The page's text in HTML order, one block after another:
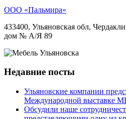
ООО «Пальмира»
433400, Ульяновская обл,
дом № А/Я 89
Недавние посты
Ульяновские компании
Международной выставке
Обсудили наше